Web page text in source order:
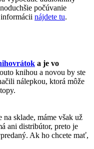
počúvanie
nájdete tu.
a je vo
knihou a novou by ste
nálepkou, ktorá môže
na sklade, máme však už
ani distribútor, preto je
Ak ho chcete mať,